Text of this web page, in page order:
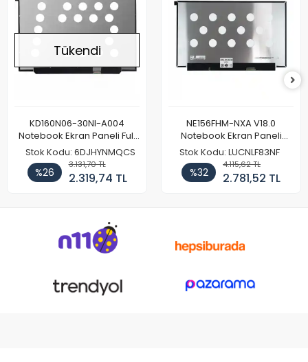
Tükendi
KD160N06-30NI-A004
Notebook Ekran Paneli Full
HD
Stok Kodu: 6DJHYNMQCS
%26
3.131,70 TL
2.319,74 TL
NE156FHM-NXA V18.0
Notebook Ekran Paneli
144Hz
Stok Kodu: LUCNLF83NF
%32
4.115,62 TL
2.781,52 TL